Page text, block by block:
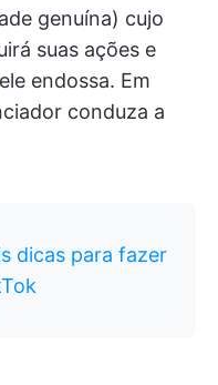
genuína) cujo
suas ações e
endossa. Em
conduza a
dicas para fazer